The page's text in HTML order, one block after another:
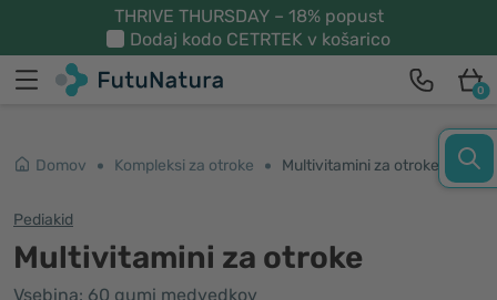
THRIVE THURSDAY – 18% popust
Dodaj kodo CETRTEK v košarico
0
Domov Kompleksi za otroke Multivitamini za otroke
Pediakid
Multivitamini za otroke
Vsebina: 60 gumi medvedkov